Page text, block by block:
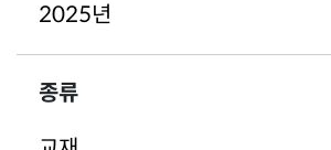
2025년
종류